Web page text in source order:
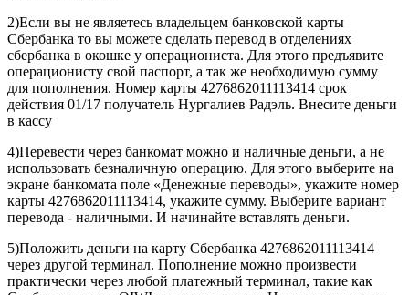
2)Если вы не являетесь владельцем банковской карты
Сбербанка то вы можете сделать перевод в отделениях
сбербанка в окошке у операциониста. Для этого предъявите
операционисту свой паспорт, а так же необходимую сумму
для пополнения. Номер карты 4276862011113414 срок
действия 01/17 получатель Нургалиев Радэль. Внесите деньги
в кассу
4)Перевести через банкомат можно и наличные деньги, а не
использовать безналичную операцию. Для этого выберите на
экране банкомата поле «Денежные переводы», укажите номер
карты 4276862011113414, укажите сумму. Выберите вариант
перевода - наличными. И начинайте вставлять деньги.
5)Положить деньги на карту Сбербанка 4276862011113414
через другой терминал. Пополнение можно произвести
практически через любой платежный терминал, такие как